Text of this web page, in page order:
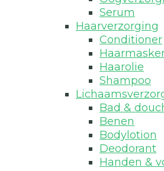
Serum
Haarverzorging
Conditioner
Haarolie
Shampoo
Bad &
Benen
Bodylotion
Deodorant
Handen &